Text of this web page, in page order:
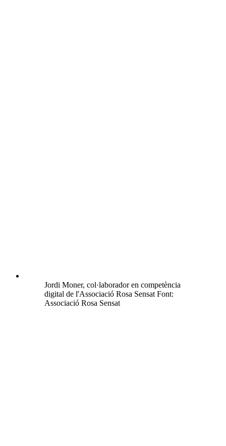
Jordi Moner, col·laborador en competència
digital de l'Associació Rosa Sensat Font:
Associació Rosa Sensat